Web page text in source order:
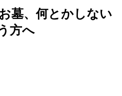
墓、何とかしない
方へ